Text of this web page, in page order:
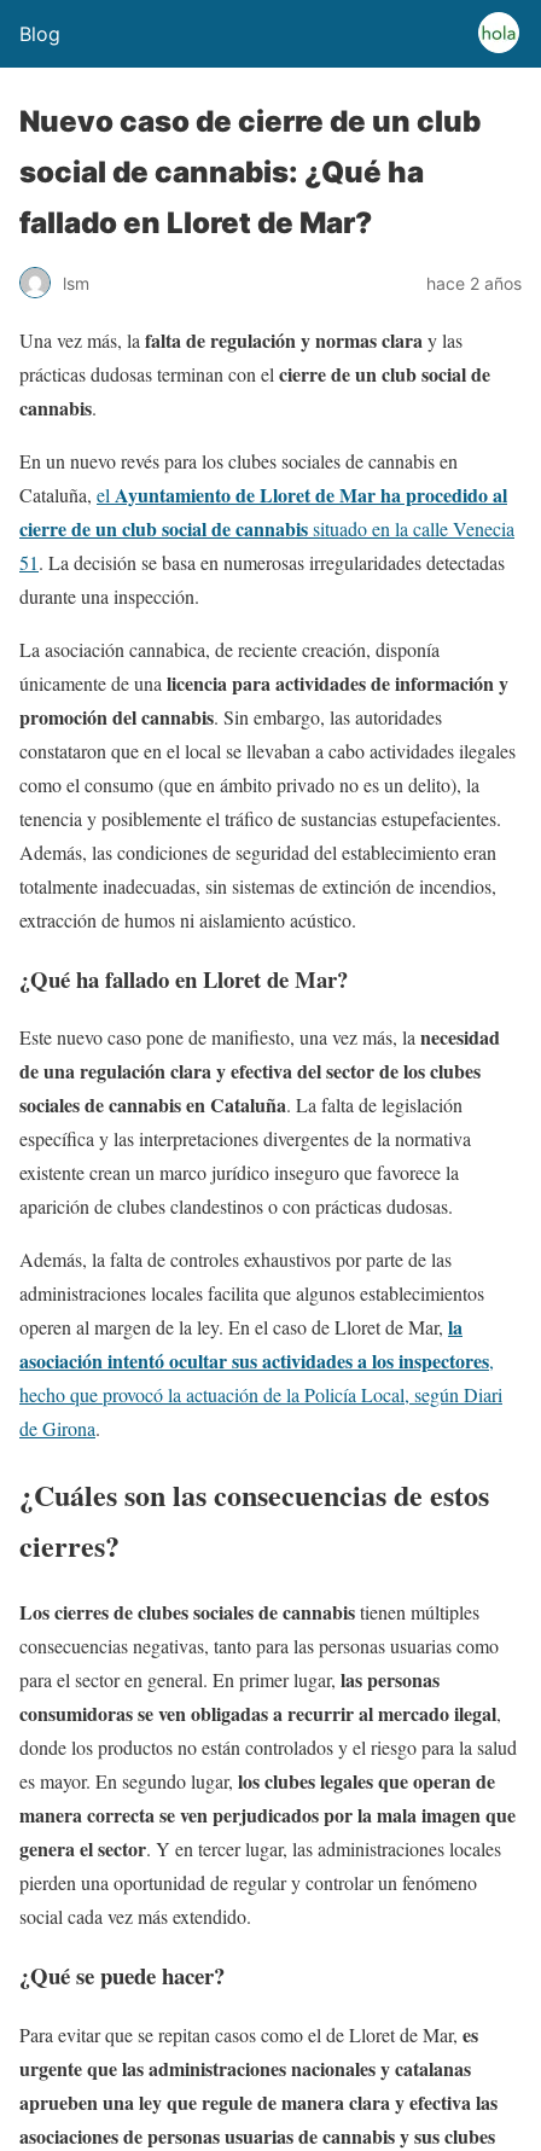
Blog
Nuevo caso de cierre de un club
social de cannabis: ¿Qué ha
fallado en Lloret de Mar?
lsm hace 2 años
Una vez más, la falta de regulación y normas claray las
prácticas dudosas terminan con el cierre de un club social de
cannabis.
En un nuevo revés para los clubes sociales de cannabis en
Cataluña, el Ayuntamiento de Lloret de Mar ha procedido al
cierre de un club social de cannabissituado en la calle Venecia
51. La decisión se basa en numerosas irregularidades detectadas
durante una inspección.
La asociación cannabica, de reciente creación, disponía
únicamente de una licencia para actividades de información y
promoción del cannabis. Sin embargo, las autoridades
constataron que en el local se llevaban a cabo actividades ilegales
como el consumo (que en ámbito privado no es un delito), la
tenencia y posiblemente el tráfico de sustancias estupefacientes.
Además, las condiciones de seguridad del establecimiento eran
totalmente inadecuadas, sin sistemas de extinción de incendios,
extracción de humos ni aislamiento acústico.
¿Qué ha fallado en Lloret de Mar?
Este nuevo caso pone de manifiesto, una vez más, lanecesidad
de una regulación clara y efectiva del sector de los clubes
sociales de cannabis en Cataluña. La falta de legislación
específica y las interpretaciones divergentes de la normativa
existente crean un marco jurídico inseguro que favorece la
aparición de clubes clandestinos o con prácticas dudosas.
Además, la falta de controles exhaustivos por parte de las
administraciones locales facilita que algunos establecimientos
operen al margen de la ley. En el caso de Lloret de Mar, la
asociación intentó ocultar sus actividades a los inspectores,
hecho que provocó la actuación de la Policía Local, según Diari
de Girona.
¿Cuáles son las consecuencias de estos
cierres?
Los cierres de clubes sociales de cannabistienen múltiples
consecuencias negativas, tanto para las personas usuarias como
para el sector en general. En primer lugar, las personas
consumidoras se ven obligadas a recurrir al mercado ilegal,
donde los productos no están controlados y el riesgo para la salud
es mayor. En segundo lugar, los clubes legales que operan de
manera correcta se ven perjudicados por la mala imagen que
genera el sector. Y en tercer lugar, las administraciones locales
pierden una oportunidad de regular y controlar un fenómeno
social cada vez más extendido.
¿Qué se puede hacer?
Para evitar que se repitan casos como el de Lloret de Mar, es
urgente que las administraciones nacionales y catalanas
aprueben una ley que regule de manera clara y efectiva las
asociaciones de personas usuarias de cannabis y sus clubes